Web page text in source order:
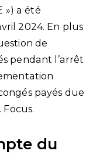
») a été
2024. En plus
de
pendant l’arrêt
payés due
Focus.
du